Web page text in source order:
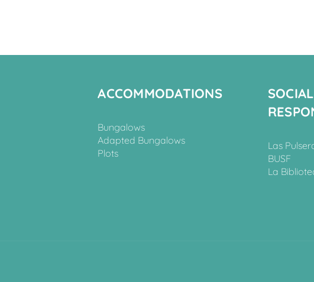
ACCOMMODATIONS
Bungalows
Adapted Bungalows
Plots
SOCIAL
Las
BUSF
La